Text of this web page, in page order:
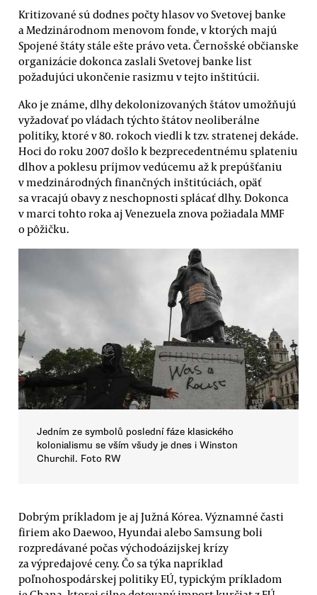
Kritizované sú dodnes počty hlasov vo Svetovej banke
a Medzinárodnom menovom fonde, v ktorých majú
Spojené štáty stále ešte právo veta. Černošské občianske
organizácie dokonca zaslali Svetovej banke list
požadujúci ukončenie rasizmu v tejto inštitúcii.
Ako je známe, dlhy dekolonizovaných štátov umožňujú
vyžadovať po vládach týchto štátov neoliberálne
politiky, ktoré v 80. rokoch viedli k tzv. stratenej dekáde.
Hoci do roku 2007 došlo k bezprecedentnému splateniu
dlhov a poklesu príjmov vedúcemu až k prepúšťaniu
v medzinárodných finančných inštitúciách, opäť
sa vracajú obavy z neschopnosti splácať dlhy. Dokonca
v marci tohto roka aj Venezuela znova požiadala MMF
o pôžičku.
Jedním ze symbolů poslední fáze klasického
kolonialismu se vším všudy je dnes i Winston
Churchil. Foto RW
Dobrým príkladom je aj Južná Kórea. Významné časti
firiem ako Daewoo, Hyundai alebo Samsung boli
rozpredávané počas východoázijskej krízy
za výpredajové ceny. Čo sa týka napríklad
poľnohospodárskej politiky EÚ, typickým príkladom